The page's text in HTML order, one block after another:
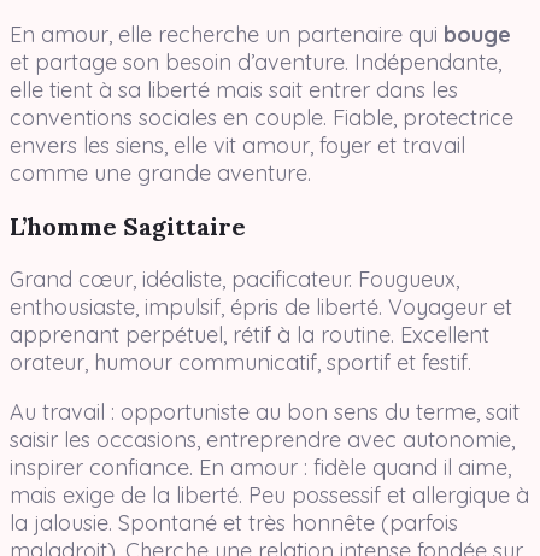
En amour, elle recherche un partenaire qui bouge
et partage son besoin d’aventure. Indépendante,
elle tient à sa liberté mais sait entrer dans les
conventions sociales en couple. Fiable, protectrice
envers les siens, elle vit amour, foyer et travail
comme une grande aventure.
L’homme Sagittaire
Grand cœur, idéaliste, pacificateur. Fougueux,
enthousiaste, impulsif, épris de liberté. Voyageur et
apprenant perpétuel, rétif à la routine. Excellent
orateur, humour communicatif, sportif et festif.
Au travail : opportuniste au bon sens du terme, sait
saisir les occasions, entreprendre avec autonomie,
inspirer confiance. En amour : fidèle quand il aime,
mais exige de la liberté. Peu possessif et allergique à
la jalousie. Spontané et très honnête (parfois
maladroit). Cherche une relation intense fondée sur